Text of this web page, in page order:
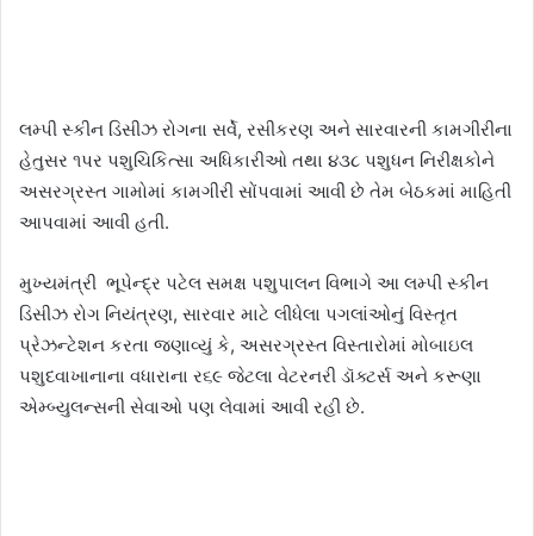
લમ્પી સ્કીન ડિસીઝ રોગના સર્વે, રસીકરણ અને સારવારની કામગીરીના
હેતુસર ૧પર પશુચિકિત્સા અધિકારીઓ તથા ૪૩૮ પશુધન નિરીક્ષકોને
અસરગ્રસ્ત ગામોમાં કામગીરી સોંપવામાં આવી છે તેમ બેઠકમાં માહિતી
આપવામાં આવી હતી.
મુખ્યમંત્રી ભૂપેન્દ્ર પટેલ સમક્ષ પશુપાલન વિભાગે આ લમ્પી સ્કીન
ડિસીઝ રોગ નિયંત્રણ, સારવાર માટે લીધેલા પગલાંઓનું વિસ્તૃત
પ્રેઝન્ટેશન કરતા જણાવ્યું કે, અસરગ્રસ્ત વિસ્તારોમાં મોબાઇલ
પશુદવાખાનાના વધારાના ર૬૯ જેટલા વેટરનરી ડૉક્ટર્સ અને કરૂણા
એમ્બ્યુલન્સની સેવાઓ પણ લેવામાં આવી રહી છે.